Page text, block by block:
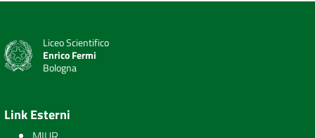
Liceo Scientifico
Enrico Fermi
Bologna
Link Esterni